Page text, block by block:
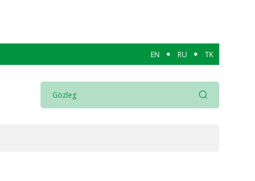
EN RU TK